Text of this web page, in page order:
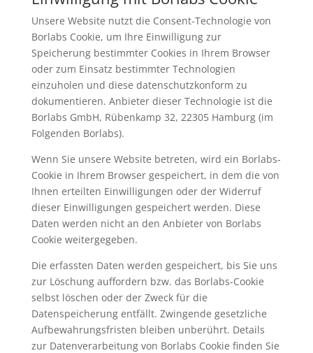
Unsere Website nutzt die Consent-Technologie von
Borlabs Cookie, um Ihre Einwilligung zur
Speicherung bestimmter Cookies in Ihrem Browser
oder zum Einsatz bestimmter Technologien
einzuholen und diese datenschutzkonform zu
dokumentieren. Anbieter dieser Technologie ist die
Borlabs GmbH, Rübenkamp 32, 22305 Hamburg (im
Folgenden Borlabs).
Wenn Sie unsere Website betreten, wird ein Borlabs-
Cookie in Ihrem Browser gespeichert, in dem die von
Ihnen erteilten Einwilligungen oder der Widerruf
dieser Einwilligungen gespeichert werden. Diese
Daten werden nicht an den Anbieter von Borlabs
Cookie weitergegeben.
Die erfassten Daten werden gespeichert, bis Sie uns
zur Löschung auffordern bzw. das Borlabs-Cookie
selbst löschen oder der Zweck für die
Datenspeicherung entfällt. Zwingende gesetzliche
Aufbewahrungsfristen bleiben unberührt. Details
zur Datenverarbeitung von Borlabs Cookie finden Sie